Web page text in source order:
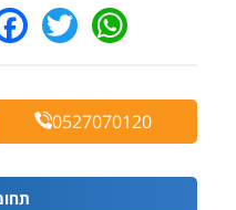
0527070120